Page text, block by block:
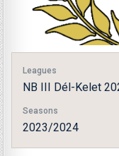
Leagues
NB III Dél-Kelet
Seasons
2023/2024